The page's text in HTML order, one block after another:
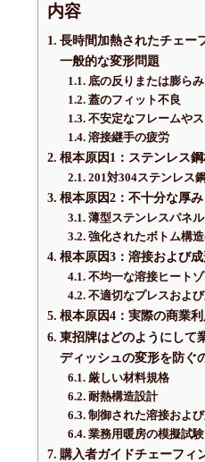
内容
長時間加熱されたチェー
一般的な変形問題
底の反りまたは膨らみ
蓋のフィット不良
不安定なフレームや
溶接継手の疲労
根本原因1：ステンレス
201対304ステンレス
根本原因2：不十分な厚
薄型ステンレスパネル
強化されたボトム構
根本原因3：溶接および
不均一な溶接ヒート
不適切なプレスおよ
根本原因4：実際の商業
東招牌はどのようにして
ディッシュの変形を防ぐ
厳しい材料規格
耐熱構造設計
制御された溶接およ
業務用暖房の模擬試験
購入者ガイドチェーフィ